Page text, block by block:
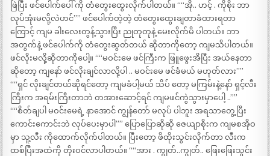
ဖြဲပြီး ဖင်ပေါက်ပေါ် ကို တံတွေးထွေးလိုက်ပါတယ်။ ““အို.. ဟင့် . ကိုစိုး ဘာ
လုပ်အုံးမလို့လဲဟင်”” ဖင်ပေါက်တဲ့တဲ့ တံတွေးထွေးချတာခံထားရတာ
ကြောင့် ကျမ ခါးလေးတွန့်သွားပြီး ညုတုတုနဲ့ မေးလိုက်မိ ပါတယ်။ ဘာ
အတွက်နဲ့ ဖင်ပေါက်ကို တံတွေးဆွတ်တယ် ဆိုတာကိုတော့ ကျမသိပါတယ်။
ဖင်လိုးမလို့ဆိုတာကိုပေါ့။ ““မဝင်းမေ ဖင်ကြီးက ဖြူဖွေးအိပြီး အယ်နေတာ
ဆိုတော့ ကျနော် ဖင်လိုးချင်လာလို့ပါ .. မဝင်းမေ ဖင်ခံမယ် မဟုတ်လား””
““ရှင် လိုးချင်တယ်ဆိုရင်တော့ ကျမခံပါ့မယ် သိပ် တော့ မကြမ်းနဲ့နော် ရှင့်လီး
ကြီးက အရမ်းကြီးတာဘဲ တအားဆောင့်ရင် ကျမဖင်ကွဲသွားမှာပေါ့ ..””
““စိတ်ချပါ မဝင်းမေရဲ့ နာအောင် ကျွန်တော် မလုပ် ပါဘူး အရသာတွေ့ပြီး
ကောင်းကောင်းဘဲ လုပ်ပေးမှာပါ”” ပြောပြောဆိုဆို ဇေယျာစိုးက ကျမစအိုဝ
မှာ သူ့လီး ကိုထောက်လိုက်ပါတယ်။ ပြီးတော့ ဖိထိုးသွင်းလိုက်တာ လီးက
ထစ်ပြီးအထဲကို တိုးဝင်လာပါတယ်။ ““အား . ကျွတ်..ကျွတ်.. ဖြေးဖြေးသွင်း